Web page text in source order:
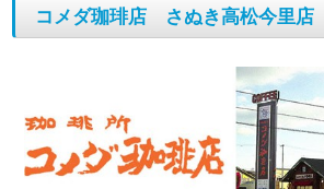
コメダ珈琲店 さぬき高松今里店